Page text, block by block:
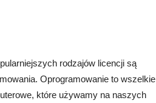
rodzajów licencji są
Oprogramowanie to wszelkie
które używamy na naszych